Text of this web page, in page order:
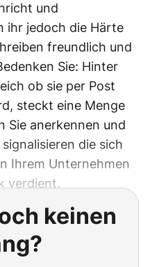
und
ihr jedoch die Härte
freundlich und
Sie: Hinter
ob sie per Post
steckt eine Menge
Sie anerkennen und
die sich
Ihrem Unternehmen
verdient.
keinen